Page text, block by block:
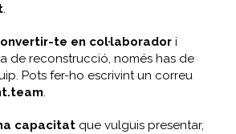
.
te en col·laboradori
de reconstrucció, només has de
Pots fer-ho escrivint un correu
.
capacitat que vulguis presentar,